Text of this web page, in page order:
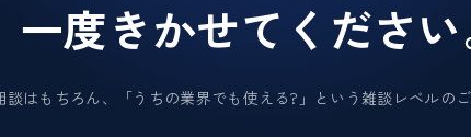
一度きかせてください
談はもちろん、「うちの業界でも使える?」という雑談レベルのご